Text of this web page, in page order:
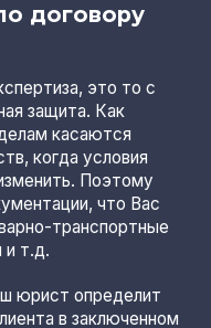
договору
это то с
защита. Как
касаются
когда условия
Поэтому
что Вас
транспортные
и т.д.
юрист определит
в заключенном